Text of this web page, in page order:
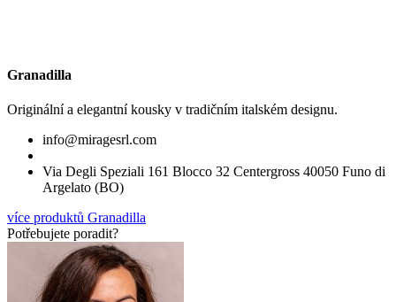
Granadilla
Originální a elegantní kousky v tradičním italském designu.
info@miragesrl.com
Via Degli Speziali 161 Blocco 32 Centergross 40050 Funo di
Argelato (BO)
více produktů Granadilla
Potřebujete poradit?